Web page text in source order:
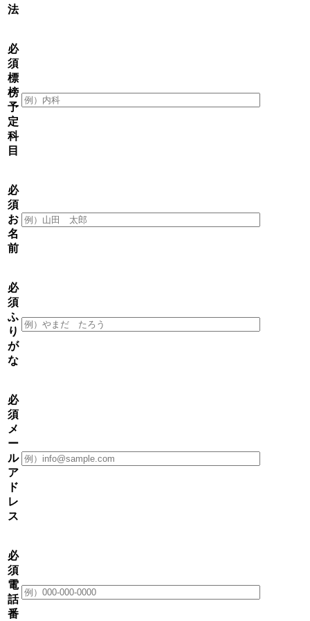
法
必
須
標
榜
予
定
科
目
必
須
お
名
前
必
須
ふ
り
が
な
必
須
メ
ー
ル
ア
ド
レ
ス
必
須
電
話
番